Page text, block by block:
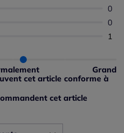
0
0
1
Grand
les avis clients
: 90%
cet article conforme à
cet article